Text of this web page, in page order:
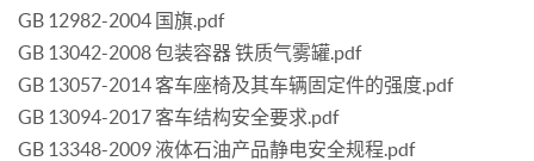
GB 12982-2004 国旗.pdf
GB 13042-2008 包装容器 铁质气雾罐.pdf
GB 13057-2014 客车座椅及其车辆固定件的强度.pdf
GB 13094-2017 客车结构安全要求.pdf
GB 13348-2009 液体石油产品静电安全规程.pdf